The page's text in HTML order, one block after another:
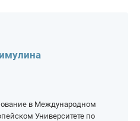
в Международном
Университете по